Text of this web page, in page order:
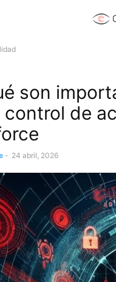
son
control de
- 24 abril, 2026